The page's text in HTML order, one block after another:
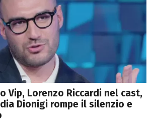
Vip, Lorenzo Riccardi nel cast,
Dionigi rompe il silenzio e